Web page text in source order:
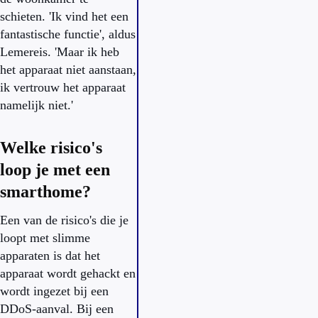
schieten. 'Ik vind het een
fantastische functie', aldus
Lemereis. 'Maar ik heb
het apparaat niet aanstaan,
ik vertrouw het apparaat
namelijk niet.'
Welke risico's
loop je met een
smarthome?
Een van de risico's die je
loopt met slimme
apparaten is dat het
apparaat wordt gehackt en
wordt ingezet bij een
DDoS-aanval. Bij een